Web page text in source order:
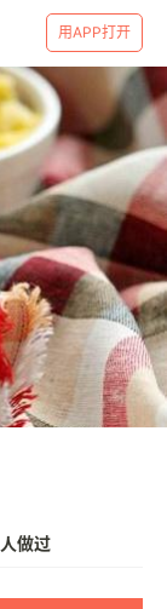
用APP打开
做过